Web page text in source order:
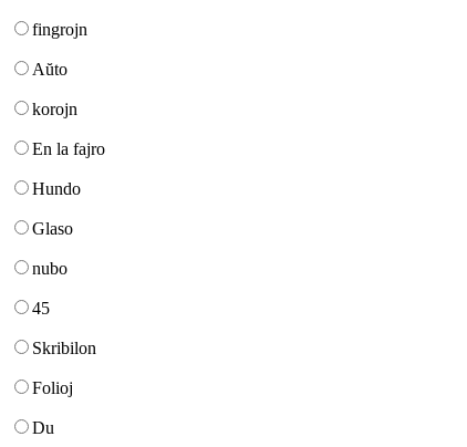
fingrojn
Aŭto
korojn
En la fajro
Hundo
Glaso
nubo
45
Skribilon
Folioj
Du